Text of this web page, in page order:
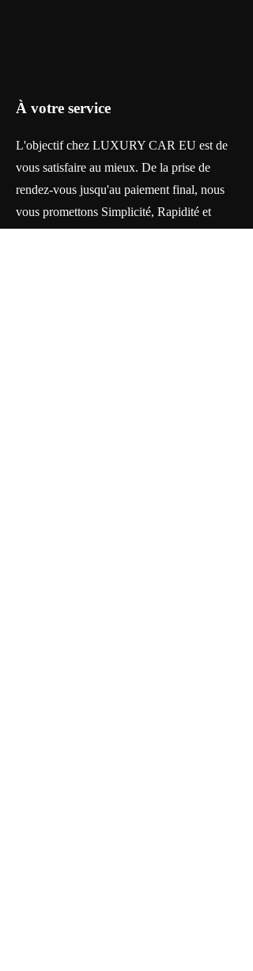
À votre service
L'objectif chez LUXURY CAR EU est de
vous satisfaire au mieux. De la prise de
rendez-vous jusqu'au paiement final, nous
vous promettons Simplicité, Rapidité et